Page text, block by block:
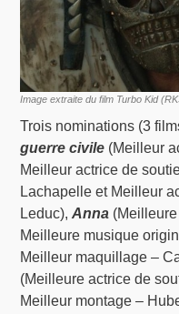
Image extraite du film Turbo Kid
Trois nominations (3
guerre civile (Meilleur
Meilleur actrice de
Lachapelle et Meilleur
Leduc),Anna
Meilleure musique
Meilleur maquillage –
(Meilleure actrice de
Meilleur montage –